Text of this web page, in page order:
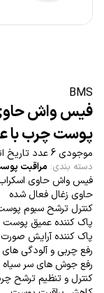
BMS
فیس واش
پوست چرب با
موجودی 6 عدد تاریخ انقضا تا سال 1407
دسته بندی: مراقبت
فیس واش حاوی
حاوی زغال فعال شده
کنترل ترشح سبوم
پاک کننده عمیق پوست
پاک کننده آرایش صورت
رفع چربی و آلودگی
رفع جوش های سر
کنترل و تنظیم ترشح